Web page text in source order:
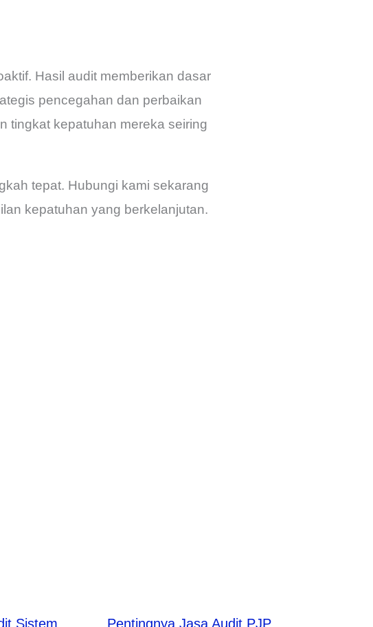
Hasil audit memberikan dasar
pencegahan dan perbaikan
tingkat kepatuhan mereka seiring
tepat. Hubungi kami sekarang
kepatuhan yang berkelanjutan.
Sistem Pentingnya Jasa Audit PJP